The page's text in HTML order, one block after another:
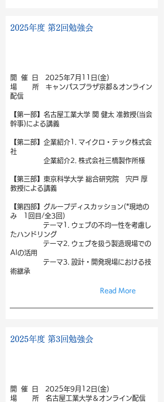
2025年度 第2回勉強会
開 催 日 2025年7月11日(金)
場 所 キャンパスプラザ京都＆オンライン
配信
【第一部】名古屋工業大学 関 健太 准教授(当会
幹事)による講義
【第二部】企業紹介1. マイクロ・テック株式会
社
企業紹介2. 株式会社三橋製作所様
【第三部】東京科学大学 総合研究院 宍戸 厚
教授による講義
【第四部】グループディスカッション(*現地の
み 1回目/全3回)
テーマ1. ウェブの不均一性を考慮し
たハンドリング
テーマ2. ウェブを扱う製造現場での
AIの活用
テーマ3. 設計・開発現場における技
術継承
Read More
2025年度 第3回勉強会
開 催 日 2025年9月12日(金)
場 所 名古屋工業大学＆オンライン配信